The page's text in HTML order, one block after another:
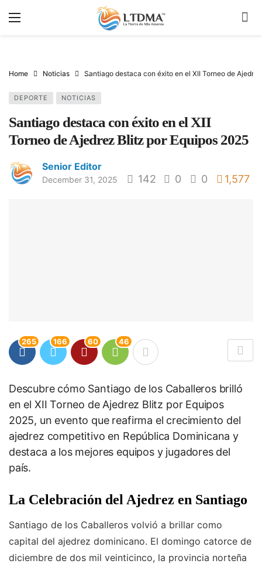
Home Noticias Santiago destaca con éxito en el XII Torneo de
DEPORTE NOTICIAS
Santiago destaca con éxito en el XII
Torneo de Ajedrez Blitz por Equipos 2025
Senior Editor
December 31, 2025 142 0 0 1,577
265 166 60 46
Descubre cómo Santiago de los Caballeros brilló
en el XII Torneo de Ajedrez Blitz por Equipos
2025, un evento que reafirma el crecimiento del
ajedrez competitivo en República Dominicana y
destaca a los mejores equipos y jugadores del
país.
La Celebración del Ajedrez en Santiago
Santiago de los Caballeros volvió a brillar como
capital del ajedrez dominicano. El domingo catorce de
diciembre de dos mil veinticinco, la provincia norteña